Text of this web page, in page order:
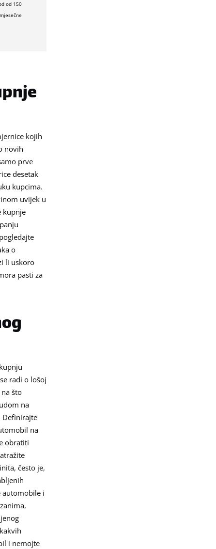
od 150
kojih
novih
prve
desetak
kupcima.
uvijek u
kupnje
o
li uskoro
pasti za
radi o lošoj
što
na
Definirajte
na
obratiti
često je,
automobile i
i nemojte